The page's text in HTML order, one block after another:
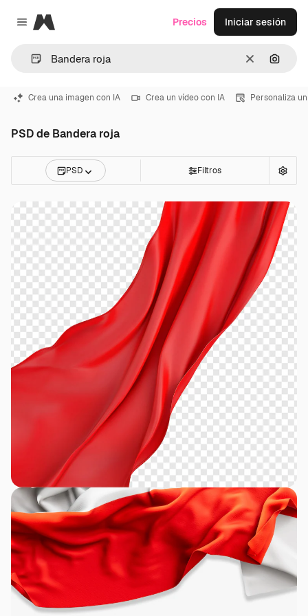
Close menu
Magnific
Borrar
Precios Iniciar sesión
Crea una imagen con IA Crea un vídeo con IA Personaliza
PSD de Bandera roja
PSD Filtros